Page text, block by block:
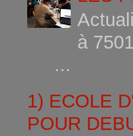
à
...
1) ECOLE
POUR